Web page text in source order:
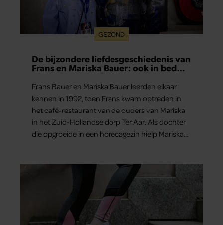
GEZOND
De bijzondere liefdesgeschiedenis van
Frans en Mariska Bauer: ook in bed
Frans Bauer en Mariska Bauer leerden elkaar
kennen in 1992, toen Frans kwam optreden in
het café-restaurant van de ouders van Mariska
in het Zuid-Hollandse dorp Ter Aar. Als dochter
die opgroeide in een horecagezin hielp Mariska